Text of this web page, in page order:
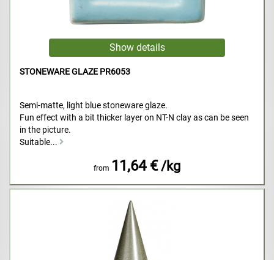
STONEWARE GLAZE PR6053
Semi-matte, light blue stoneware glaze.
Fun effect with a bit thicker layer on NT-N clay as can be seen
in the picture.
Suitable...
from 11,64 € /kg